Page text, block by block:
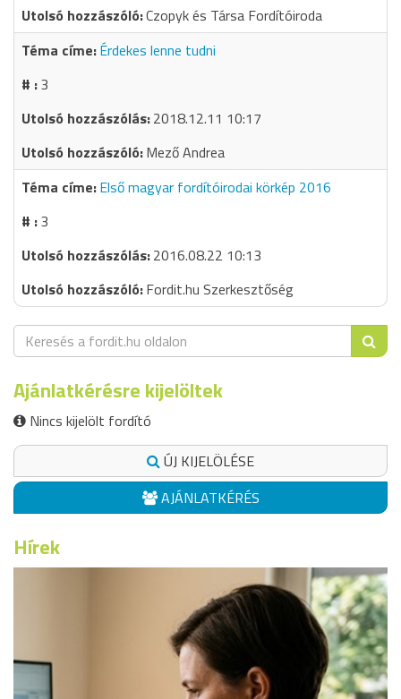
Czopyk és Társa Fordítóiroda
Érdekes lenne tudni
3
2018.12.11 10:17
Mező Andrea
Első magyar fordítóirodai körkép 2016
3
2016.08.22 10:13
Fordit.hu Szerkesztőség
Ajánlatkérésre kijelöltek
Nincs kijelölt fordító
ÚJ KIJELÖLÉSE
AJÁNLATKÉRÉS
Hírek